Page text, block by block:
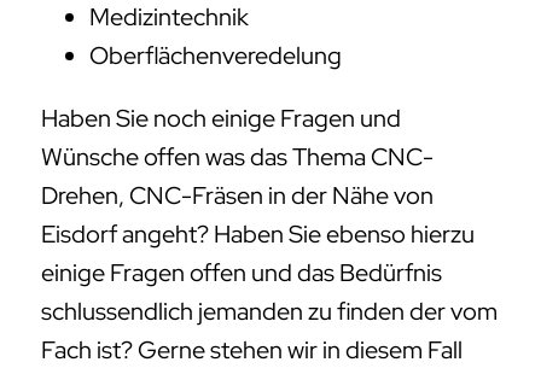
Medizintechnik
Oberflächenveredelung
Haben Sie noch einige Fragen und
Wünsche offen was das Thema CNC-
Drehen, CNC-Fräsen in der Nähe von
Eisdorf angeht? Haben Sie ebenso hierzu
einige Fragen offen und das Bedürfnis
schlussendlich jemanden zu finden der vom
Fach ist? Gerne stehen wir in diesem Fall